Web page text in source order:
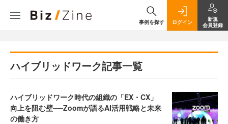
事例を探す ログイン
新規
会員登録
ハイブリッドワーク記事一覧
ハイブリッドワーク時代の組織の「EX・CX」
向上を阻む壁──Zoomが語るAI活用戦略と未来
の働き方